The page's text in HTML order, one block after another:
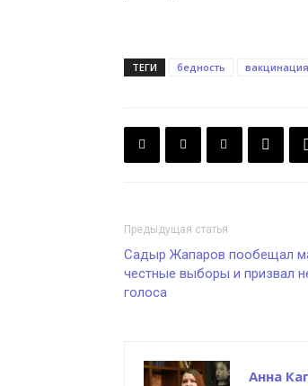
ТЕГИ бедность вакцинация
Предыдущая статья
Садыр Жапаров пообещал
честные выборы и призвал
голоса
Анна